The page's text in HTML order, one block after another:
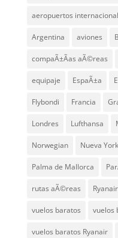
aeropuertos
Argentina aviones
compaÃ±Ã­as aÃ©reas
equipaje EspaÃ±a
Flybondi Francia
Londres Lufthansa
Norwegian Nueva York
Palma de Mallorca
rutas aÃ©reas Ryanair
vuelos baratos vuelos
vuelos baratos Ryanair